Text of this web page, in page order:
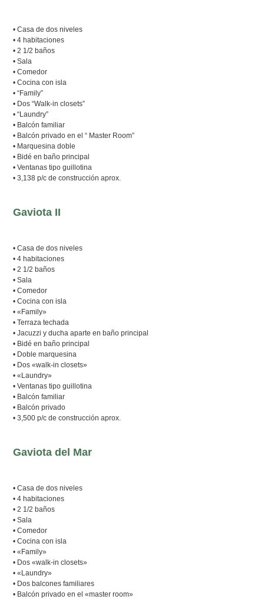
• Casa de dos niveles
• 4 habitaciones
• 2 1/2 baños
• Sala
• Comedor
• Cocina con isla
• “Family”
• Dos “Walk-in closets”
• “Laundry”
• Balcón familiar
• Balcón privado en el “ Master Room”
• Marquesina doble
• Bidé en baño principal
• Ventanas tipo guillotina
• 3,138 p/c de construcción aprox.
Gaviota II
• Casa de dos niveles
• 4 habitaciones
• 2 1/2 baños
• Sala
• Comedor
• Cocina con isla
• «Family»
• Terraza techada
• Jacuzzi y ducha aparte en baño principal
• Bidé en baño principal
• Doble marquesina
• Dos «walk-in closets»
• «Laundry»
• Ventanas tipo guillotina
• Balcón familiar
• Balcón privado
• 3,500 p/c de construcción aprox.
Gaviota del Mar
• Casa de dos niveles
• 4 habitaciones
• 2 1/2 baños
• Sala
• Comedor
• Cocina con isla
• «Family»
• Dos «walk-in closets»
• «Laundry»
• Dos balcones familiares
• Balcón privado en el «master room»